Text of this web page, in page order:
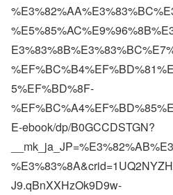
5%EF%BD%8F-
E-ebook/dp/B0GCCDSTGN?
J9.qBnXXHzOk9D9w-